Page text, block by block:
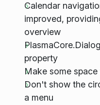
Calendar
improved,
overview
property
Make some
Don't show the
a menu